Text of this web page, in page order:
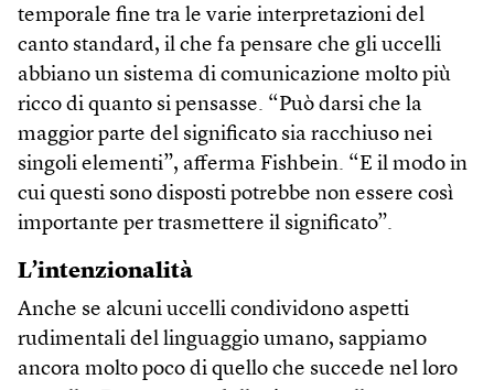
temporale fine tra le varie interpretazioni del
canto standard, il che fa pensare che gli uccelli
abbiano un sistema di comunicazione molto più
ricco di quanto si pensasse. “Può darsi che la
maggior parte del significato sia racchiuso nei
singoli elementi”, afferma Fishbein. “E il modo in
cui questi sono disposti potrebbe non essere così
importante per trasmettere il significato”.
L’intenzionalità
Anche se alcuni uccelli condividono aspetti
rudimentali del linguaggio umano, sappiamo
ancora molto poco di quello che succede nel loro